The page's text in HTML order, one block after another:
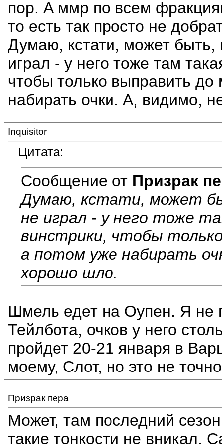
пор. А ммр по всем
то есть так просто не
Думаю, кстати, может
играл - у него тоже там
чтобы только выправить
набирать очки. А, видимо,
Inquisitor
Цитата:
Сообщение от Призрак
Думаю, кстати, может
не играл - у него тоже
винстрики, чтобы
а потом уже набирать
хорошо шло.
Шмель едет на Оупен. Я не
Тейлбота, очков у него
пройдет 20-21 января в
моему, Слот, но это не
Призрак пера
Может, там последний
такие тонкости не вникал.